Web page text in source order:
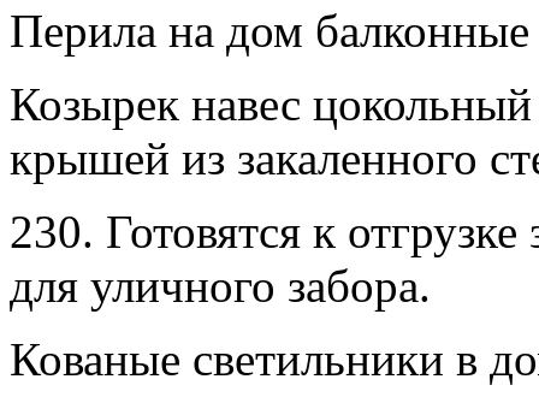
Перила на дом
Козырек навес
крышей из закаленного
230. Готовятся к
для уличного забора.
Кованые светильники в